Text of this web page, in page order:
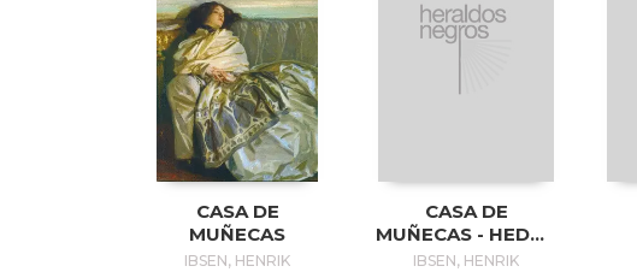
CASA DE
MUÑECAS
IBSEN, HENRIK
CASA DE
MUÑECAS - HEDDA
GABLER
IBSEN, HENRIK